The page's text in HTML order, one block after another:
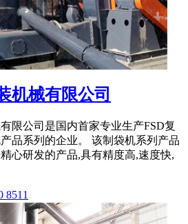
机械有限公司
限公司是国内首家专业生产FSD复
品系列的企业。 该制袋机系列产品
心研发的产品,具有精度高,速度快,
8511